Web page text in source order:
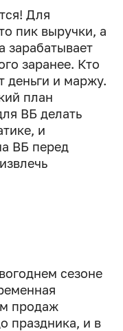
Для
пик выручки, а
зарабатывает
заранее. Кто
деньги и маржу.
план
ВБ делать
и
ВБ перед
сезоне
продаж
праздника, и в